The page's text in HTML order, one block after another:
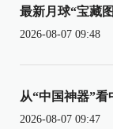
最新月球“宝藏
2026-08-07 09:48
从“中国神器”
2026-08-07 09:47